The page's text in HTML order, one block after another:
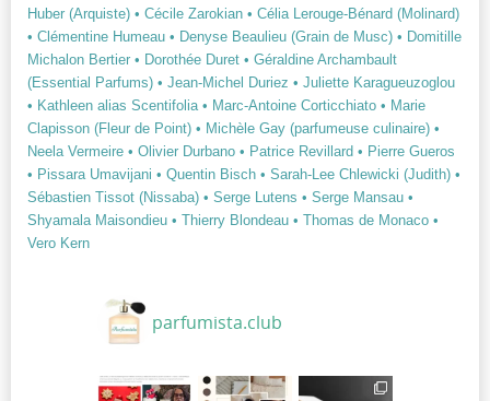
Huber (Arquiste) • Cécile Zarokian • Célia Lerouge-Bénard (Molinard)
• Clémentine Humeau • Denyse Beaulieu (Grain de Musc) • Domitille
Michalon Bertier • Dorothée Duret • Géraldine Archambault
(Essential Parfums) • Jean-Michel Duriez • Juliette Karagueuzoglou
• Kathleen alias Scentifolia • Marc-Antoine Corticchiato • Marie
Clapisson (Fleur de Point) • Michèle Gay (parfumeuse culinaire) •
Neela Vermeire • Olivier Durbano • Patrice Revillard • Pierre Gueros
• Pissara Umavijani • Quentin Bisch • Sarah-Lee Chlewicki (Judith) •
Sébastien Tissot (Nissaba) • Serge Lutens • Serge Mansau •
Shyamala Maisondieu • Thierry Blondeau • Thomas de Monaco •
Vero Kern
parfumista.club